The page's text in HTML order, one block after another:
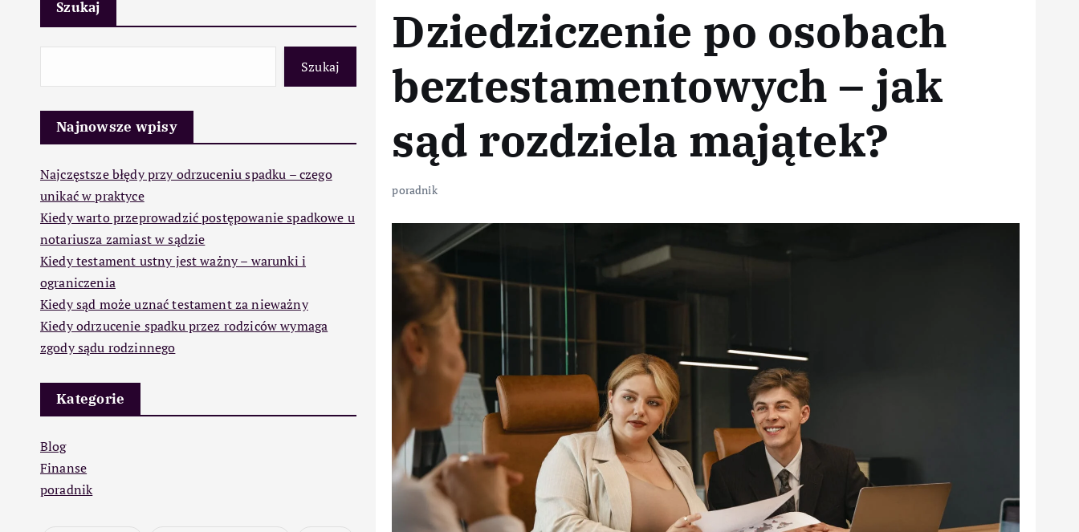
Szukaj
Szukaj
Najnowsze wpisy
Najczęstsze błędy przy odrzuceniu spadku – czego
unikać w praktyce
Kiedy warto przeprowadzić postępowanie spadkowe u
notariusza zamiast w sądzie
Kiedy testament ustny jest ważny – warunki i
ograniczenia
Kiedy sąd może uznać testament za nieważny
Kiedy odrzucenie spadku przez rodziców wymaga
zgody sądu rodzinnego
Kategorie
Blog
Finanse
poradnik
Dziedziczenie po osobach
beztestamentowych – jak
sąd rozdziela majątek?
poradnik